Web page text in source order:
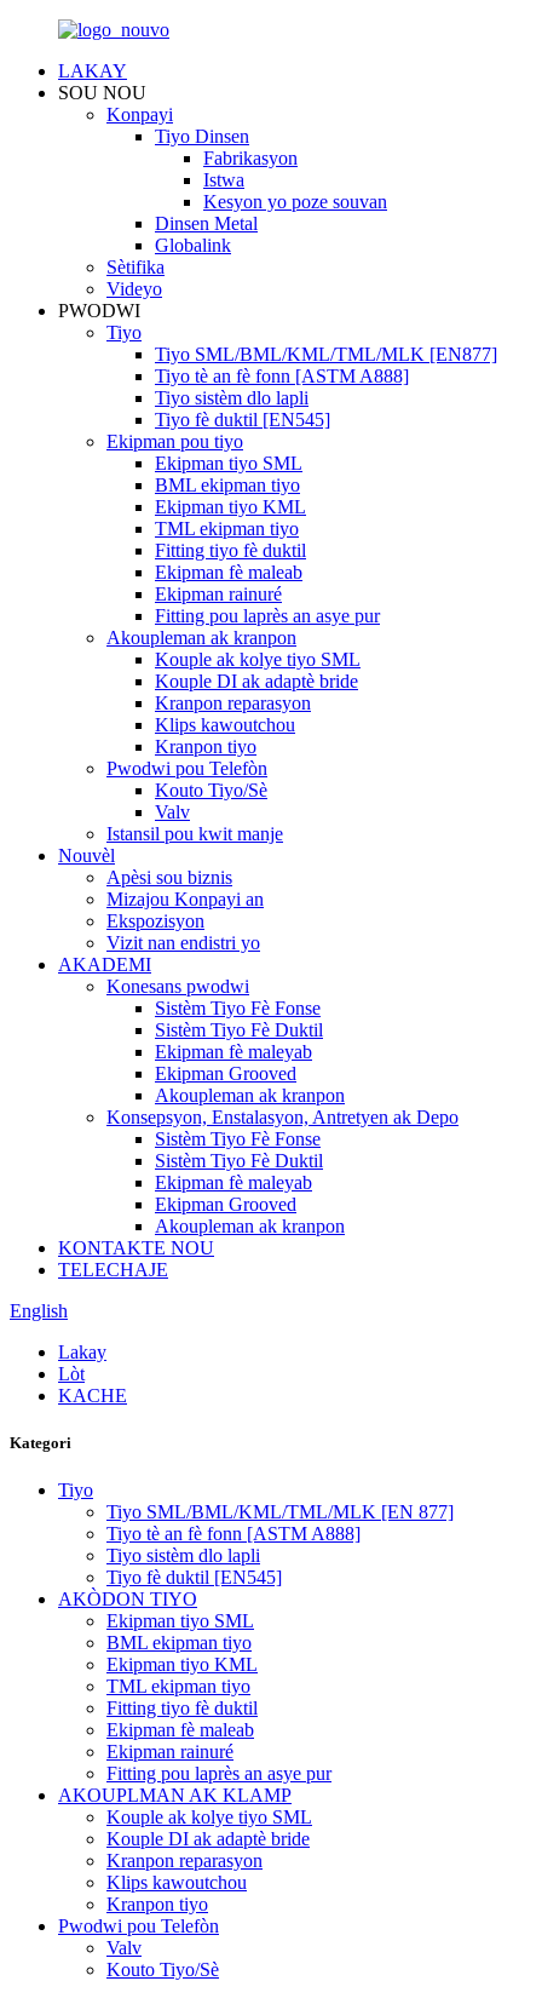
LAKAY
SOU NOU
Konpayi
Tiyo Dinsen
Fabrikasyon
Istwa
Kesyon yo poze souvan
Dinsen Metal
Globalink
Sètifika
Videyo
PWODWI
Tiyo
Tiyo SML/BML/KML/TML/MLK [EN877]
Tiyo tè an fè fonn [ASTM A888]
Tiyo sistèm dlo lapli
Tiyo fè duktil [EN545]
Ekipman pou tiyo
Ekipman tiyo SML
BML ekipman tiyo
Ekipman tiyo KML
TML ekipman tiyo
Fitting tiyo fè duktil
Ekipman fè maleab
Ekipman rainuré
Fitting pou laprès an asye pur
Akoupleman ak kranpon
Kouple ak kolye tiyo SML
Kouple DI ak adaptè bride
Kranpon reparasyon
Klips kawoutchou
Kranpon tiyo
Pwodwi pou Telefòn
Kouto Tiyo/Sè
Valv
Istansil pou kwit manje
Nouvèl
Apèsi sou biznis
Mizajou Konpayi an
Ekspozisyon
Vizit nan endistri yo
AKADEMI
Konesans pwodwi
Sistèm Tiyo Fè Fonse
Sistèm Tiyo Fè Duktil
Ekipman fè maleyab
Ekipman Grooved
Akoupleman ak kranpon
Konsepsyon, Enstalasyon, Antretyen ak Depo
Sistèm Tiyo Fè Fonse
Sistèm Tiyo Fè Duktil
Ekipman fè maleyab
Ekipman Grooved
Akoupleman ak kranpon
KONTAKTE NOU
TELECHAJE
English
Lakay
Lòt
KACHE
Kategori
Tiyo
Tiyo SML/BML/KML/TML/MLK [EN 877]
Tiyo tè an fè fonn [ASTM A888]
Tiyo sistèm dlo lapli
Tiyo fè duktil [EN545]
AKÒDON TIYO
Ekipman tiyo SML
BML ekipman tiyo
Ekipman tiyo KML
TML ekipman tiyo
Fitting tiyo fè duktil
Ekipman fè maleab
Ekipman rainuré
Fitting pou laprès an asye pur
AKOUPLMAN AK KLAMP
Kouple ak kolye tiyo SML
Kouple DI ak adaptè bride
Kranpon reparasyon
Klips kawoutchou
Kranpon tiyo
Pwodwi pou Telefòn
Valv
Kouto Tiyo/Sè